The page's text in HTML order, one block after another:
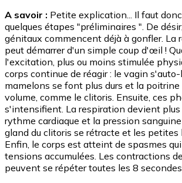
A savoir : Petite explication... Il faut
quelques étapes "préliminaires ". De
génitaux commencent déjà à gonfler. La
peut démarrer d'un simple coup d'œil !
l'excitation, plus ou moins stimulée
corps continue de réagir : le vagin
mamelons se font plus durs et la poitrine
volume, comme le clitoris. Ensuite, ces
s'intensifient. La respiration devient plus
rythme cardiaque et la pression
gland du clitoris se rétracte et les petites
Enfin, le corps est atteint de spasmes
tensions accumulées. Les contractions
peuvent se répéter toutes les 8 secondes.